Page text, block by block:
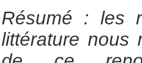
Résumé : les
littérature nous